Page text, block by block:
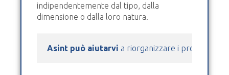
indipendentemente dal tipo, dalla
dimensione o dalla loro natura.
Asint può aiutarvi a riorganizzare i processi